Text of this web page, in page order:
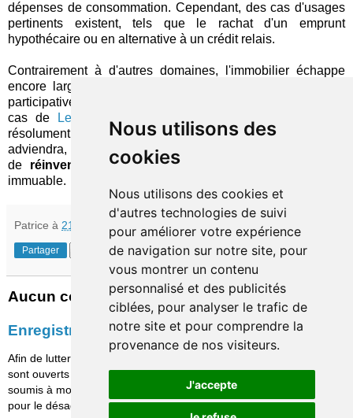
Nous utilisons des
cookies
Nous utilisons des cookies et
d'autres technologies de suivi
pour améliorer votre expérience
de navigation sur notre site, pour
vous montrer un contenu
personnalisé et des publicités
ciblées, pour analyser le trafic de
notre site et pour comprendre la
provenance de nos visiteurs.
J'accepte
dépenses de consommation. Cependant, des cas d'usages
pertinents existent, tels que le rachat d'un emprunt
hypothécaire ou en alternative à un crédit relais.
Contrairement à d'autres domaines, l'immobilier échappe
encore largement à la vague d'innovation dont la finance
participative est en quelque sorte le fer de lance. Après le
cas de LendingHome
, Point expérimente une approche
résolument différente. Nul ne peut savoir ce qu'il en
adviendra, mais elle démontre brillamment cette possibilité
de réinventer un modèlequi pouvait pourtant paraître
immuable.
Patrice à 21:53
Partager
Aucun commentaire:
Enregistrer un commentaire
Afin de lutter contre le spam, les commentaires ne
sont ouverts qu'aux personnes identifiées et sont
soumis à modération (je suis sincèrement désolé
pour le désagrément causé…)